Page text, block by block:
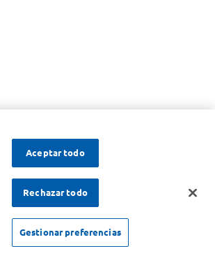
Aceptar todo
Rechazar todo
Gestionar preferencias